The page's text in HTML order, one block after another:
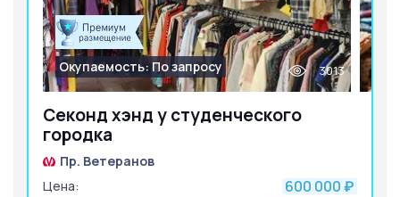
Секонд хэнд у студенческого
городка
Окупаемость: По запросу 3013
Пр. Ветеранов
Цена:
600 000 ₽